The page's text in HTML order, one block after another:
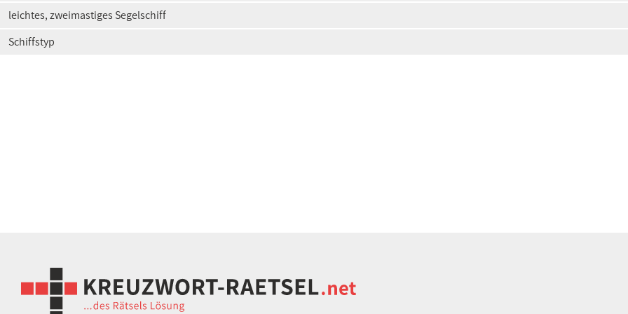
leichtes, zweimastiges Segelschiff
Schiffstyp